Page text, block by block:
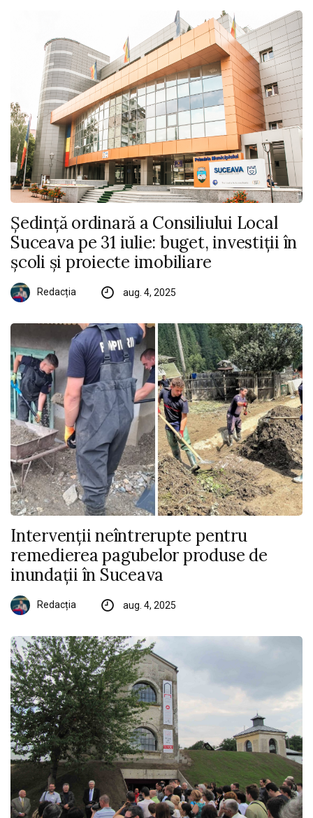
Ședință ordinară a Consiliului Local
Suceava pe 31 iulie: buget, investiții în
școli și proiecte imobiliare
Redacția aug. 4, 2025
Intervenții neîntrerupte pentru
remedierea pagubelor produse de
inundații în Suceava
Redacția aug. 4, 2025